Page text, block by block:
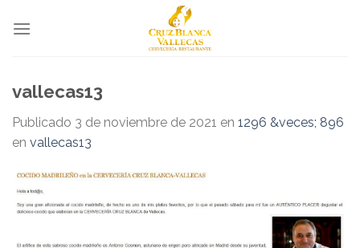
vallecas13
Publicado 3 de noviembre de 2021 en 1296 &veces; 896
en vallecas13